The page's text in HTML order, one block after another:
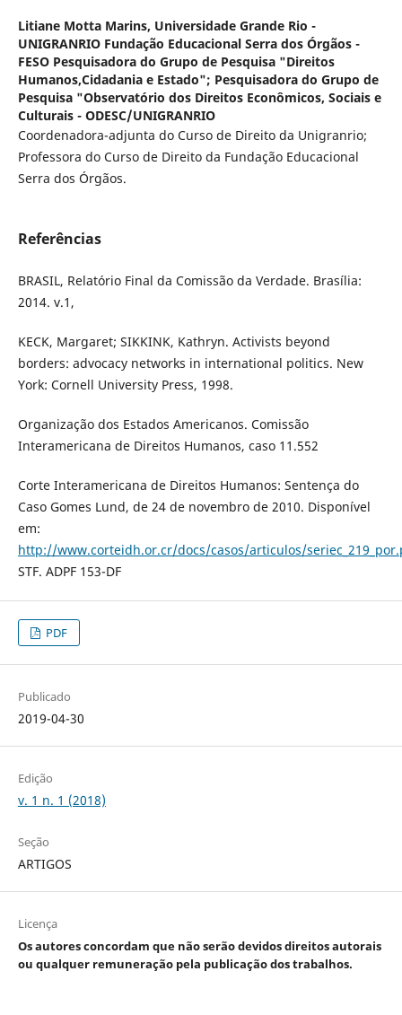
Litiane Motta Marins, Universidade Grande Rio -
UNIGRANRIO Fundação Educacional Serra dos Órgãos -
FESO Pesquisadora do Grupo de Pesquisa "Direitos
Humanos,Cidadania e Estado"; Pesquisadora do Grupo de
Pesquisa "Observatório dos Direitos Econômicos, Sociais e
Culturais - ODESC/UNIGRANRIO
Coordenadora-adjunta do Curso de Direito da Unigranrio;
Professora do Curso de Direito da Fundação Educacional
Serra dos Órgãos.
Referências
BRASIL, Relatório Final da Comissão da Verdade. Brasília:
2014. v.1,
KECK, Margaret; SIKKINK, Kathryn. Activists beyond
borders: advocacy networks in international politics. New
York: Cornell University Press, 1998.
Organização dos Estados Americanos. Comissão
Interamericana de Direitos Humanos, caso 11.552
Corte Interamericana de Direitos Humanos: Sentença do
Caso Gomes Lund, de 24 de novembro de 2010. Disponível
em:
http://www.corteidh.or.cr/docs/casos/articulos/
STF. ADPF 153-DF
PDF
Publicado
2019-04-30
Edição
v. 1 n. 1 (2018)
Seção
ARTIGOS
Licença
Os autores concordam que não serão devidos direitos autorais
ou qualquer remuneração pela publicação dos trabalhos.